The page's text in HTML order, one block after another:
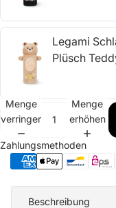
Legami
Plüsch
Menge
verringern
Menge
erhöhen
Zahlungsmethoden
Beschreibung